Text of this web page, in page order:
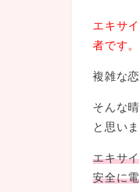
エキサ
者です。
複雑な
そんな
と思いま
エキサ
安全に